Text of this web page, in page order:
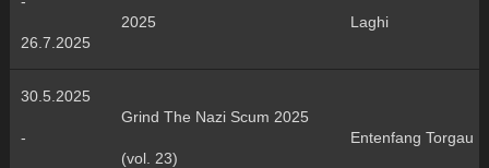
26.7.2025
2025 Laghi
30.5.2025
-
Grind The Nazi Scum 2025
(vol. 23)
Entenfang Torgau